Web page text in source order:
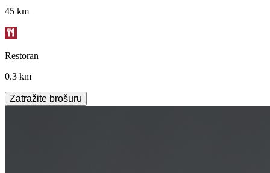
45 km
Restoran
0.3 km
Zatražite brošuru